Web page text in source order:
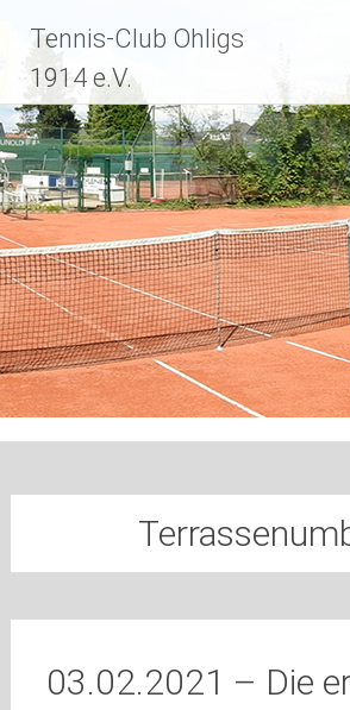
Inhalt
springen
Tennis-Club Ohligs
1914 e.V.
03.02.2021 – Die